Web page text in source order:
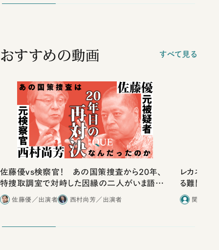
おすすめの動画 すべて見る
佐藤優vs検察官！ あの国策捜査から20年、
特捜取調室で対峙した因縁の二人がいま語り
合ったこと
佐藤優／出演者 西村尚芳／出演者
レカネマ
る難問｜
特任教授（
関瑶子